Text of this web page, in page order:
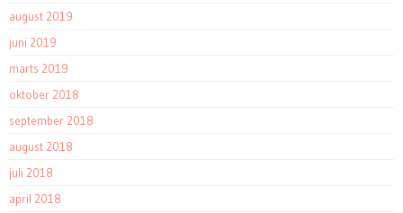
august 2019
juni 2019
marts 2019
oktober 2018
september 2018
august 2018
juli 2018
april 2018